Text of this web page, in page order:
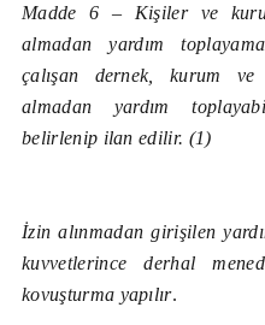
Madde 6 – Kişiler ve
almadan yardım
çalışan dernek, kurum
almadan yardım
belirlenip ilan edilir. (1)
İzin alınmadan girişilen
kuvvetlerince derhal
kovuşturma yapılır.